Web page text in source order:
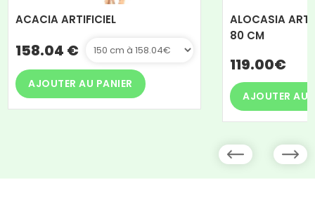
ACACIA ARTIFICIEL
158.04 €
ALOCASIA
80 CM
119.00€